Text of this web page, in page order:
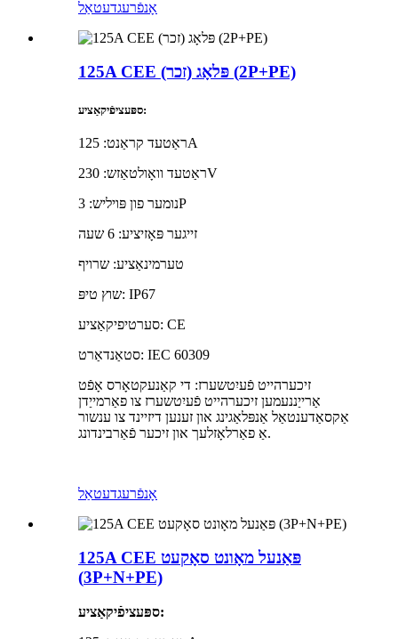
אָנפֿרעגדעטאַל
125A CEE פּלאָג (זכר) (2P+PE)
ספּעציפֿיקאַציע:
ראַטעד קראַנט: 125A
ראַטעד וואָולטאַזש: 230V
נומער פון פּויליש: 3P
זייגער פּאָזיציע: 6 שעה
טערמינאַציע: שרויף
שוץ טיפּ: IP67
סערטיפיקאַציע: CE
סטאַנדאַרט: IEC 60309
זיכערהייט פֿעיִטשערז: די קאַנעקטאָרס אָפֿט
אַרייַננעמען זיכערהייט פֿעיִטשערז צו פאַרמייַדן
אַקסאַדענטאַל אַנפּלאַגינג און זענען דיזיינד צו ענשור
אַ פאַרלאָזלעך און זיכער פֿאַרבינדונג.
אָנפֿרעגדעטאַל
125A CEE פּאַנעל מאָונט סאָקעט
(3P+N+PE)
ספּעציפֿיקאַציע: